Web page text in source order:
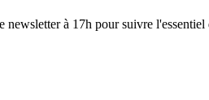
à 17h pour suivre l'essentiel